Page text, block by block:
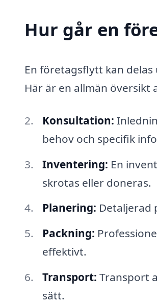
Hur går en
En företagsflytt kan
Här är en allmän
Konsultation:
behov och specifik
Inventering: En
skrotas eller doneras.
Planering: Detaljerad
Packning:
effektivt.
Transport: Transport
sätt.